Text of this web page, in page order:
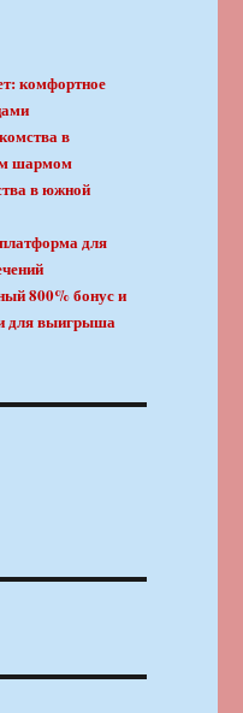
комфортное
в
шармом
в южной
для
800% бонус и
для выигрыша